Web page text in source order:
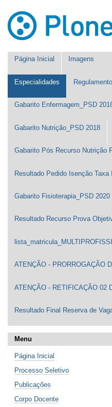
para
o
conteúdo.
Ir
para
navegação
Pessoais
Navegação
Página Inicial Imagens
Especialidades
Gabarito Enfermagem_PSD
Gabarito Nutrição_PSD 2018
Gabarito Pós Recurso Nutrição
Resultado Pedido Isenção Taxa
Gabarito Fisioterapia_PSD 2020
Resultado Recurso Prova
ATENÇÃO - PRORROGAÇÃO
ATENÇÃO - RETIFICAÇÃO 02
Resultado Final Reserva de
Menu
Página Inicial
Processo Seletivo
Publicações
Corpo Docente